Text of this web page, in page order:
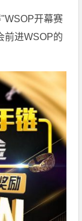
开幕赛
前进WSOP的